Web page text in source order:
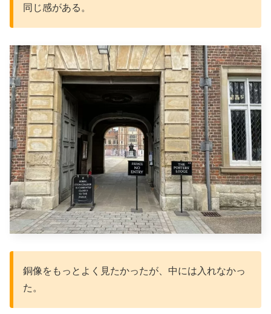
同じ感がある。
銅像をもっとよく見たかったが、中には入れなかっ
た。